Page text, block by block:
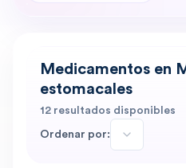
Medicamentos en
estomacales
12 resultados disponibles
Ordenar por: